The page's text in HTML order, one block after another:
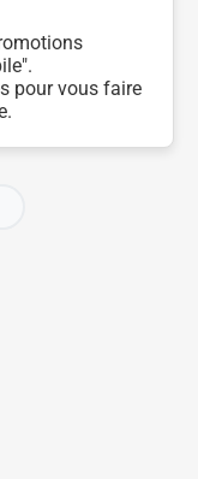
pour vous faire